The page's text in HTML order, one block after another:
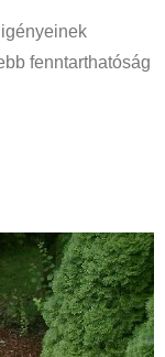
fenntarthatóság